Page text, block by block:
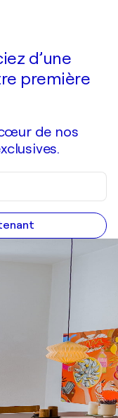
d’une
première
de nos